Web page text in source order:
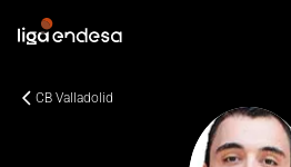
CB Valladolid